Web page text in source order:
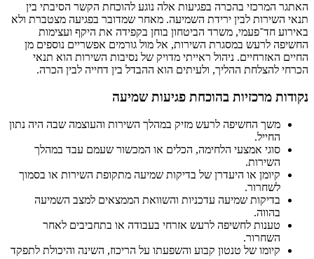
האתגר המרכזי בהכרה בפגיעות אלה נוגע להוכחת הקשר הסיבתי בין
תנאי השירות לבין ירידת השמיעה. מאחר שמדובר בפגיעה מצטברת ולא
באירוע חד־פעמי, משרד הביטחון בוחן בקפידה את היקף ועצימות
החשיפה לרעש במסגרת השירות, אל מול גורמים אפשריים נוספים מן
החיים האזרחיים. ניהול ראייתי מדויק של נסיבות השירות הוא תנאי
הכרחי להצלחת ההליך, ולעיתים הוא ההבדל בין דחייה לבין הכרה.
נקודות מרכזיות בהוכחת פגיעות שמיעה
משך החשיפה לרעש מזיק במהלך השירות והעוצמה שבה היה נתון
החייל.
סוגי אמצעי הלחימה, הכלים או המכשור שעמם עבד במהלך
השירות.
קיומן או היעדרן של בדיקות שמיעה מתקופת השירות או בסמוך
לשחרור.
בדיקות שמיעה עדכניות והשוואת הממצאים למצב השמיעה
בהווה.
טענות לחשיפה לרעש אזרחי בעבודה או בתחביבים לאחר
השחרור.
קיומו של טנטון קבוע והשפעתו על הריכוז, השינה והיכולת לתפקד